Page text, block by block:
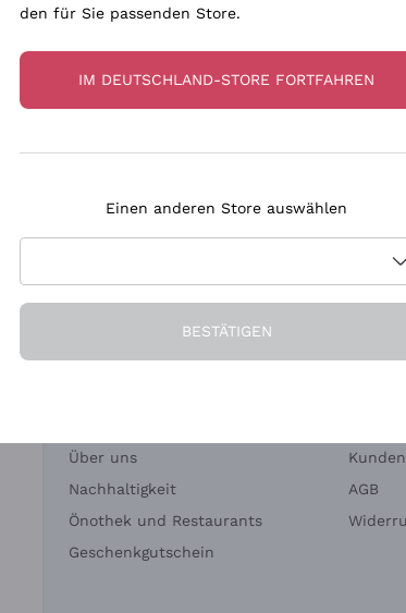
Egly Ouriet
Jacquesson
Agrapart
in Deutschland
in 3
Über uns
Nachhaltigkeit
Önothek und Restaurants
Geschenkgutschein
AGB
den für Sie passenden Store.
IM DEUTSCHLAND-STORE FORTFAHREN
Einen anderen Store auswählen
BESTÄTIGEN